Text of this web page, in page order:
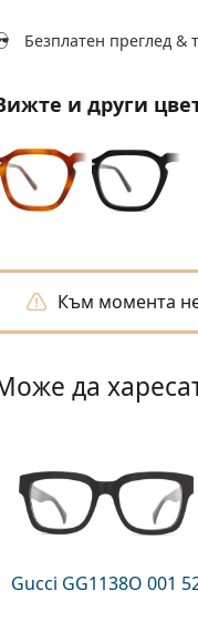
Безплатен преглед &
и други
Към момента
да
Gucci GG1138O 001